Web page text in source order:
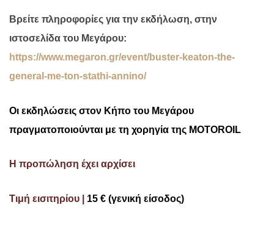
Βρείτε πληροφορίες για την εκδήλωση, στην
ιστοσελίδα του Μεγάρου:
https://www.megaron.gr/event/buster-keaton-the-
general-me-ton-stathi-annino/
Οι εκδηλώσεις στον Κήπο του Μεγάρου
πραγματοποιούνται με τη χορηγία της MOTOROIL
Η προπώληση έχει αρχίσει
Τιμή εισιτηρίου | 15 € (γενική είσοδος)